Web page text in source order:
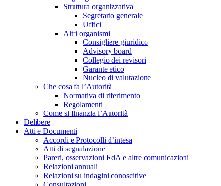
Struttura organizzativa
Segretario generale
Uffici
Altri organismi
Consigliere giuridico
Advisory board
Collegio dei revisori
Garante etico
Nucleo di valutazione
Che cosa fa l’Autorità
Normativa di riferimento
Regolamenti
Come si finanzia l’Autorità
Delibere
Atti e Documenti
Accordi e Protocolli d’intesa
Atti di segnalazione
Pareri, osservazioni RdA e altre comunicazioni
Relazioni annuali
Relazioni su indagini conoscitive
Consultazioni